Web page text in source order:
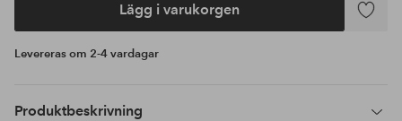
Lägg i varukorgen
Lägg
Levereras om 2-4 vardagar
Produktbeskrivning